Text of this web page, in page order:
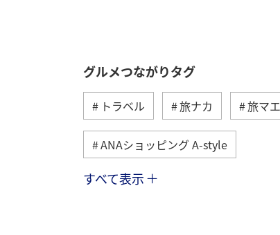
グルメつながりタグ
トラベル 旅ナカ 旅マエ
ANAショッピング A-style
ヨーロッパ
すべて表示